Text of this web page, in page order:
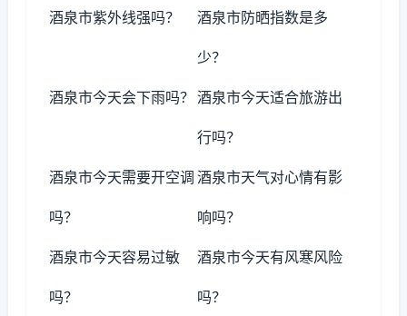
酒泉市紫外线强吗？ 酒泉市防晒指数是多
少？
酒泉市今天会下雨吗？ 酒泉市今天适合旅游出
行吗？
酒泉市今天需要开空调
吗？
酒泉市天气对心情有影
响吗？
酒泉市今天容易过敏
吗？
酒泉市今天有风寒风险
吗？